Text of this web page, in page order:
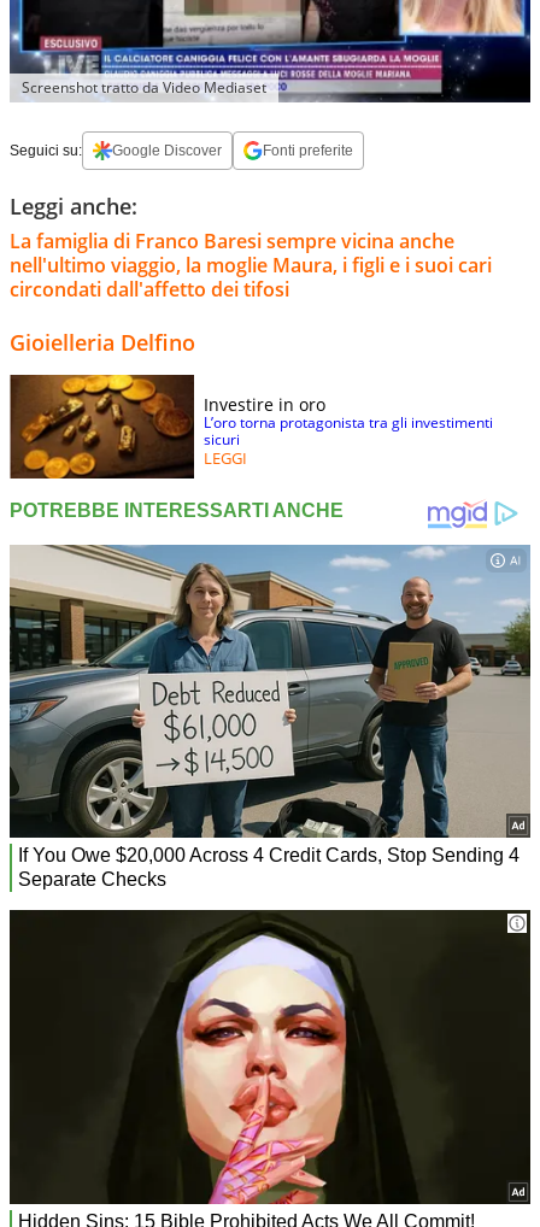
Screenshot tratto da Video Mediaset
Seguici su: Google Discover Fonti preferite
Leggi anche:
La famiglia di Franco Baresi sempre vicina anche
nell'ultimo viaggio, la moglie Maura, i figli e i suoi cari
circondati dall'affetto dei tifosi
Gioielleria Delfino
Investire in oro
L’oro torna protagonista tra gli investimenti
sicuri
LEGGI